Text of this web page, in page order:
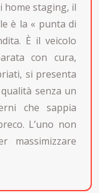
home staging, il
è la « punta di
È il veicolo
con cura,
si presenta
senza un
che sappia
L’uno non
massimizzare